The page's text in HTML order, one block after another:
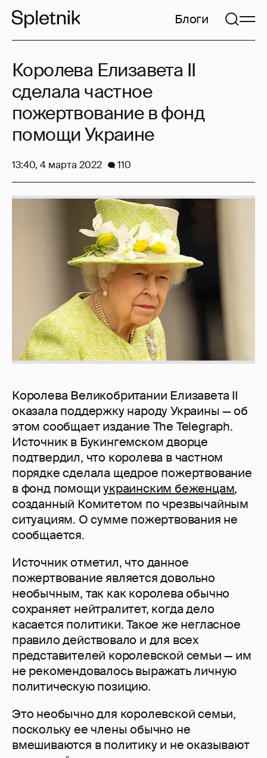
Блоги
Королева Великобритании Елизавета II
оказала поддержку народу Украины — об
этом сообщает издание The Telegraph.
Источник в Букингемском дворце
подтвердил, что королева в частном
порядке сделала щедрое пожертвование
в фонд помощиукраинским беженцам,
созданный Комитетом по чрезвычайным
ситуациям. О сумме пожертвования не
сообщается.
Источник отметил, что данное
пожертвование является довольно
необычным, так как королева обычно
сохраняет нейтралитет, когда дело
касается политики. Такое же негласное
правило действовало и для всех
представителей королевской семьи — им
не рекомендовалось выражать личную
политическую позицию.
Это необычно для королевской семьи,
поскольку ее члены обычно не
вмешиваются в политику и не оказывают
Королева Елизавета II
сделала частное
пожертвование в фонд
помощи Украине
13:40, 4 марта 2022 110